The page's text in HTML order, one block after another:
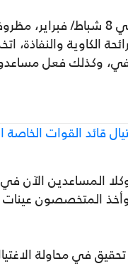
وأضاف: "تلقى علاء الدينوف،
الكاوية والنفاذة،
وكذلك فعل
قائد القوات الخاصة
وكلا المساعدين
وأخذ المتخصصون
في محاولة